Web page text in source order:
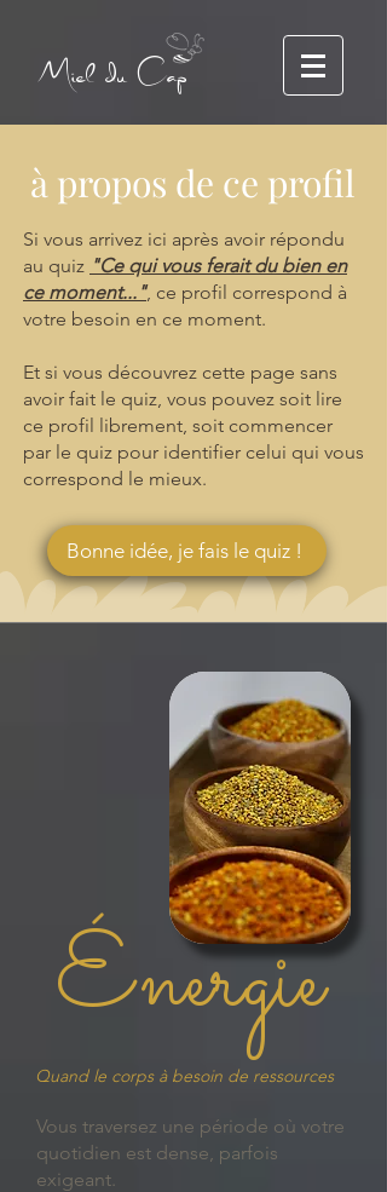
Miel du Cap
à propos de ce profil
Si vous arrivez ici après avoir répondu
au quiz "Ce qui vous ferait du bien en
ce moment...", ce profil correspond à
votre besoin en ce moment.
Et si vous découvrez cette page sans
avoir fait le quiz, vous pouvez soit lire
ce profil librement, soit commencer
par le quiz pour identifier celui qui vous
correspond le mieux.
Bonne idée, je fais le quiz !
Énergie
Quand le corps à besoin de ressources
Vous traversez une période où votre
quotidien est dense, parfois
exigeant.